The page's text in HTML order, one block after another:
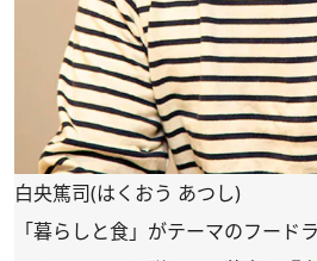
白央篤司(はくおう あつし)
「暮らしと食」がテーマのフード